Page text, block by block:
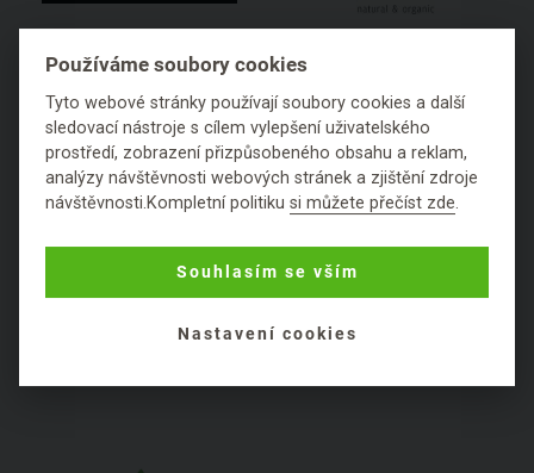
MOSSA
Natura Siberica
Nobilis Tilia
Používáme soubory cookies
Tyto webové stránky používají soubory cookies a další
sledovací nástroje s cílem vylepšení uživatelského
prostředí, zobrazení přizpůsobeného obsahu a reklam,
analýzy návštěvnosti webových stránek a zjištění zdroje
návštěvnosti.Kompletní politikusi můžete přečíst zde.
Souhlasím se vším
Nastavení cookies